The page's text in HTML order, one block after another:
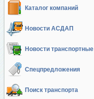
Каталог компаний
Новости АСДАП
Новости транспортные
Спецпредложения
Поиск транспорта